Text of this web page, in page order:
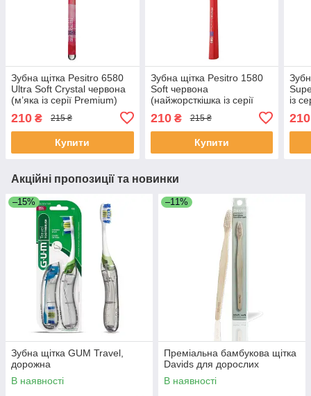
Зубна щітка Pesitro 6580
Ultra Soft Crystal червона
(м’яка із серії Premium)
210 ₴ 215 ₴
Купити
Зубна щітка Pesitro 1580
Soft червона
(найжорсткішка із серії
210₴ 215 ₴
Купити
із
210
Акційні пропозиції та новинки
–15%
Зубна щітка GUM Travel,
дорожна
В наявності
–11%
Преміальна бамбукова щітка
Davids для дорослих
В наявності